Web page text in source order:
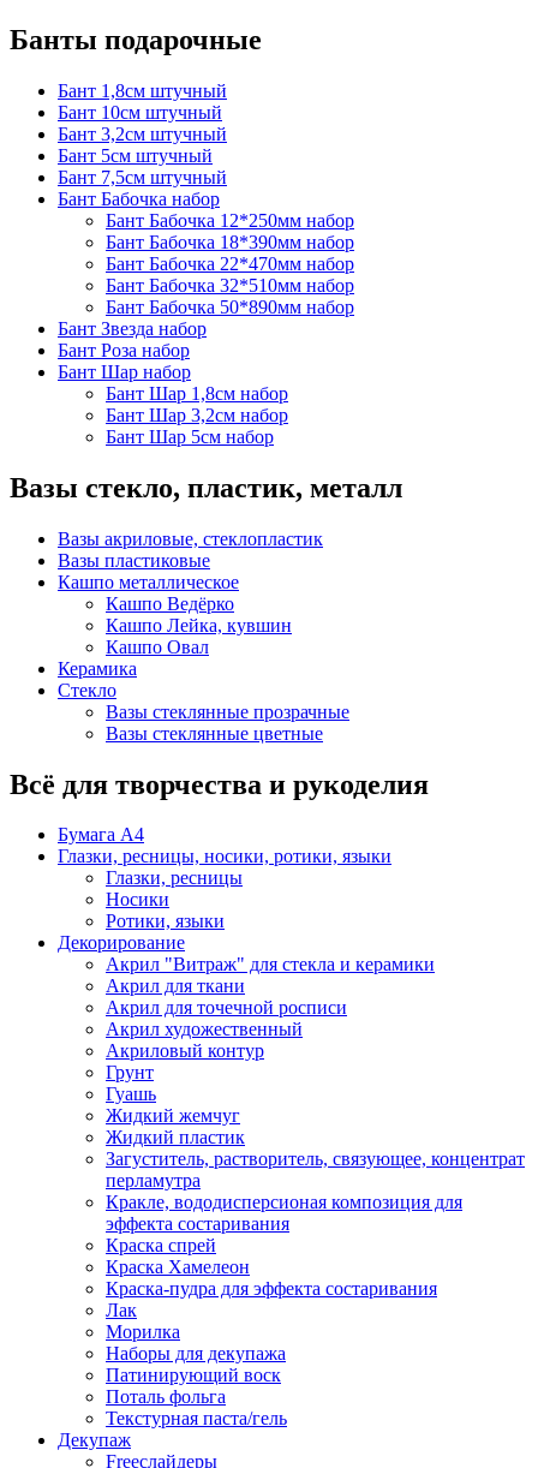
Банты подарочные
Бант 1,8см штучный
Бант 10см штучный
Бант 3,2см штучный
Бант 5см штучный
Бант 7,5см штучный
Бант Бабочка набор
Бант Бабочка 12*250мм набор
Бант Бабочка 18*390мм набор
Бант Бабочка 22*470мм набор
Бант Бабочка 32*510мм набор
Бант Бабочка 50*890мм набор
Бант Звезда набор
Бант Роза набор
Бант Шар набор
Бант Шар 1,8см набор
Бант Шар 3,2см набор
Бант Шар 5см набор
Вазы стекло, пластик, металл
Вазы акриловые, стеклопластик
Вазы пластиковые
Кашпо металлическое
Кашпо Ведёрко
Кашпо Лейка, кувшин
Кашпо Овал
Керамика
Стекло
Вазы стеклянные прозрачные
Вазы стеклянные цветные
Всё для творчества и рукоделия
Бумага А4
Глазки, ресницы, носики, ротики, языки
Глазки, ресницы
Носики
Ротики, языки
Декорирование
Акрил "Витраж" для стекла и керамики
Акрил для ткани
Акрил для точечной росписи
Акрил художественный
Акриловый контур
Грунт
Гуашь
Жидкий жемчуг
Жидкий пластик
Загуститель, растворитель, связующее, концентрат
перламутра
Кракле, вододисперсионая композиция для
эффекта состаривания
Краска спрей
Краска Хамелеон
Краска-пудра для эффекта состаривания
Лак
Морилка
Наборы для декупажа
Патинирующий воск
Поталь фольга
Текстурная паста/гель
Декупаж
Freeслайдеры